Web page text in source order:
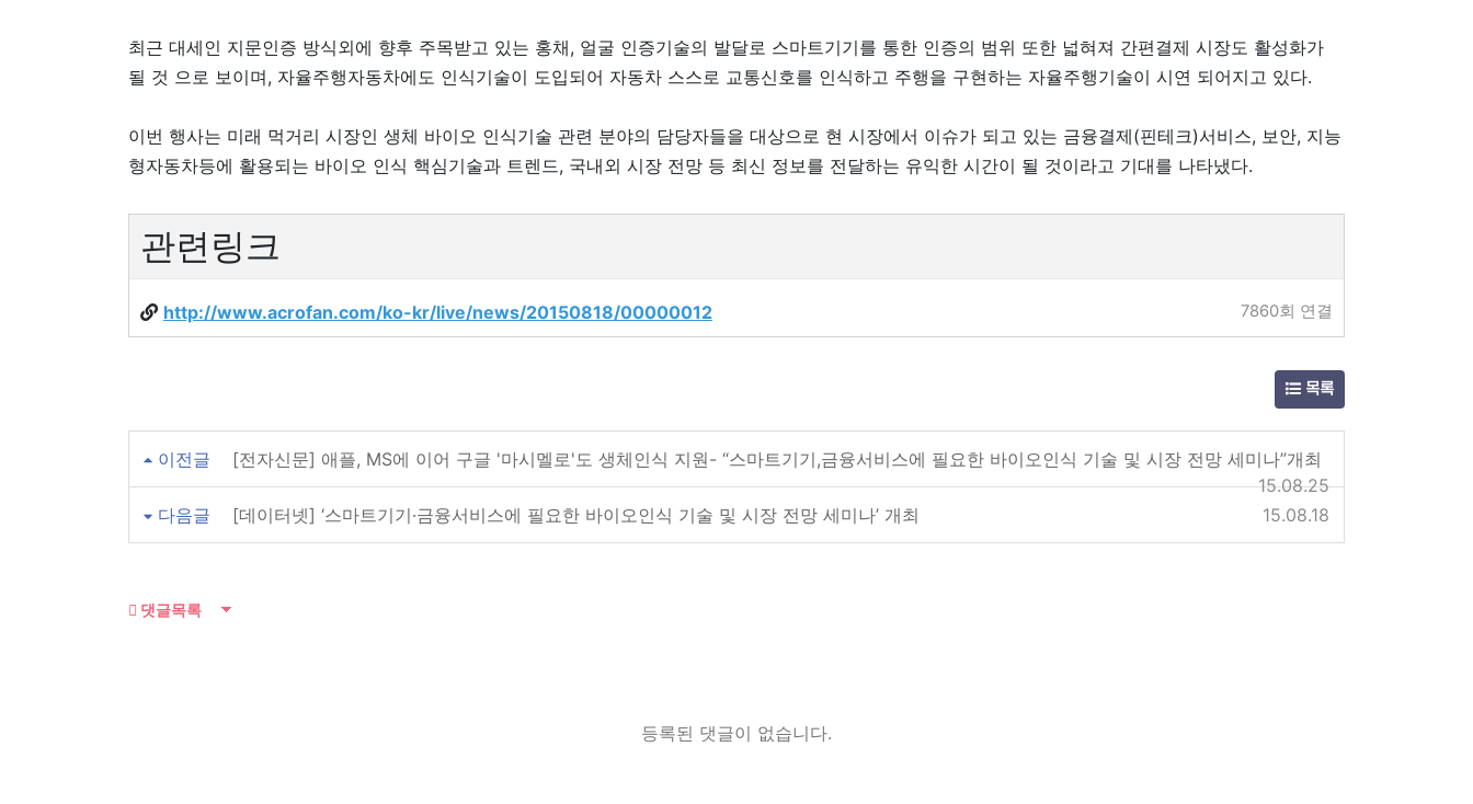
최근 대세인 지문인증 방식외에 향후 주목받고 있는 홍채, 얼굴 인증기술의 발달로 스마트기기를 통한 인증의 범위 또한 넓혀져 간편결제 시장도 활성화가
될 것 으로 보이며, 자율주행자동차에도 인식기술이 도입되어 자동차 스스로 교통신호를 인식하고 주행을 구현하는 자율주행기술이 시연 되어지고 있다.
이번 행사는 미래 먹거리 시장인 생체 바이오 인식기술 관련 분야의 담당자들을 대상으로 현 시장에서 이슈가 되고 있는 금융결제(핀테크)서비스, 보안, 지능
형자동차등에 활용되는 바이오 인식 핵심기술과 트렌드, 국내외 시장 전망 등 최신 정보를 전달하는 유익한 시간이 될 것이라고 기대를 나타냈다.
관련링크
http://www.acrofan.com/ko-kr/live/news/20150818/00000012 7860회 연결
목록
이전글
[전자신문] 애플, MS에 이어 구글 '마시멜로'도 생체인식 지원- “스마트기기,금융서비스에 필요한 바이오인식 기술 및 시장 전망 세미나”개최
15.08.25
다음글
[데이터넷] ‘스마트기기·금융서비스에 필요한 바이오인식 기술 및 시장 전망 세미나’ 개최 15.08.18
댓글목록
등록된 댓글이 없습니다.